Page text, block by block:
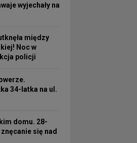
wyjechały na
między
Noc w
policji
34-latka na ul.
domu. 28-
się nad